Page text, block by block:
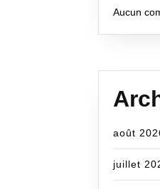
Aucun
août
juillet